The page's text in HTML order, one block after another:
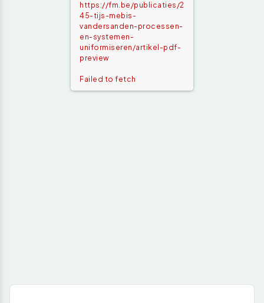
https://fm.be/publicaties/2
45-tijs-mebis-
vandersanden-processen-
en-systemen-
uniformiseren/artikel-pdf-
preview
Failed to fetch